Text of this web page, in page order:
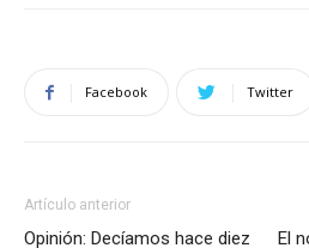
Facebook Twitter
Artículo anterior
Opinión: Decíamos hace diez
El